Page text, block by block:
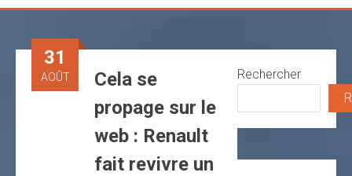
31
AOÛT
Cela se
propage sur le
web : Renault
fait revivre un
Rechercher